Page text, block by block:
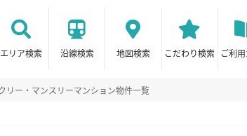
エリア検索 沿線検索 地図検索 こだわり検索 ご利
リー・マンスリーマンション物件一覧